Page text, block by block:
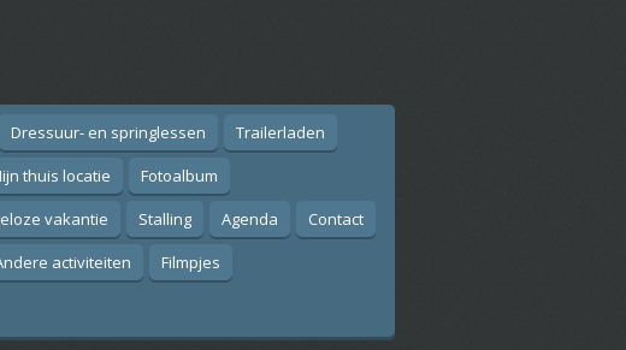
Dressuur- en springlessen
Trailerladen
thuis locatie
Fotoalbum
vakantie Stalling Agenda
Contact
activiteiten
Filmpjes